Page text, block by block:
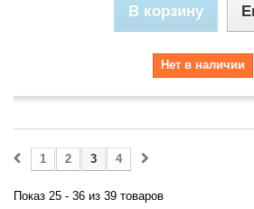
В корзину
Нет в наличии
1 2 3 4
Показ 25 - 36 из 39 товаров